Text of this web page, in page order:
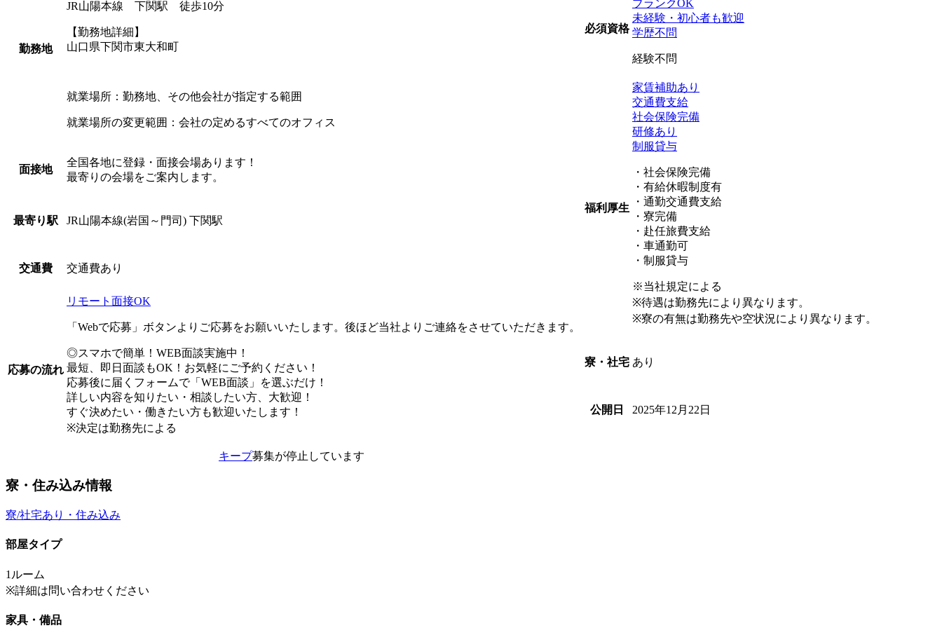
勤務地
JR山陽本線 下関駅 徒歩10分
【勤務地詳細】
山口県下関市東大和町
就業場所：勤務地、その他会社が指定する範囲
就業場所の変更範囲：会社の定めるすべてのオフィス
面接地
全国各地に登録・面接会場あります！
最寄りの会場をご案内します。
最寄り駅 JR山陽本線(岩国～門司) 下関駅
交通費 交通費あり
応募の流れ
リモート面接OK
「Webで応募」ボタンよりご応募をお願いいたします。後ほど当社よりご連絡をさせていただきます。
◎スマホで簡単！WEB面談実施中！
最短、即日面談もOK！お気軽にご予約ください！
応募後に届くフォームで「WEB面談」を選ぶだけ！
詳しい内容を知りたい・相談したい方、大歓迎！
すぐ決めたい・働きたい方も歓迎いたします！
※決定は勤務先による
必須資格
ブランクOK
未経験・初心者も歓迎
学歴不問
経験不問
福利厚生
家賃補助あり
交通費支給
社会保険完備
研修あり
制服貸与
・社会保険完備
・有給休暇制度有
・通勤交通費支給
・寮完備
・赴任旅費支給
・車通勤可
・制服貸与
※当社規定による
※待遇は勤務先により異なります。
※寮の有無は勤務先や空状況により異なります。
寮・社宅 あり
公開日 2025年12月22日
キープ募集が停止しています
寮・住み込み情報
寮/社宅あり・住み込み
部屋タイプ
1ルーム
※詳細は問い合わせください
家具・備品